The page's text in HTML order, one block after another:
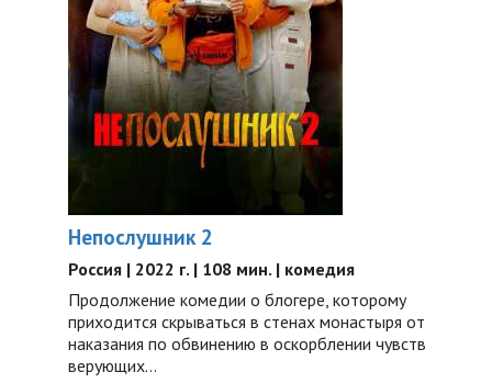
Непослушник 2
Россия | 2022 г. | 108 мин. | комедия
Продолжение комедии о блогере, которому
приходится скрываться в стенах монастыря от
наказания по обвинению в оскорблении чувств
верующих…